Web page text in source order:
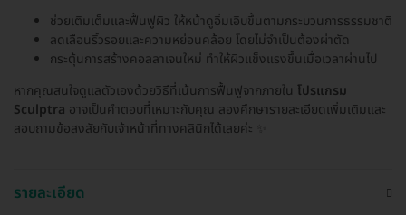
ช่วยเติมเต็มและฟื้นฟูผิว ให้หน้าดูอิ่มเอิบขึ้นตามกระบวนการธรรมชาติ
ลดเลือนริ้วรอยและความหย่อนคล้อย โดยไม่จำเป็นต้องผ่าตัด
กระตุ้นการสร้างคอลลาเจนใหม่ ทำให้ผิวแข็งแรงขึ้นเมื่อเวลาผ่านไป
หากคุณสนใจดูแลตัวเองด้วยวิธีที่เน้นการฟื้นฟูจากภายใน โปรแกรม
Sculptra อาจเป็นคำตอบที่เหมาะกับคุณ ลองศึกษารายละเอียดเพิ่มเติมและ
สอบถามข้อสงสัยกับเจ้าหน้าที่ทางคลินิกได้เลยค่ะ ✨
รายละเอียด